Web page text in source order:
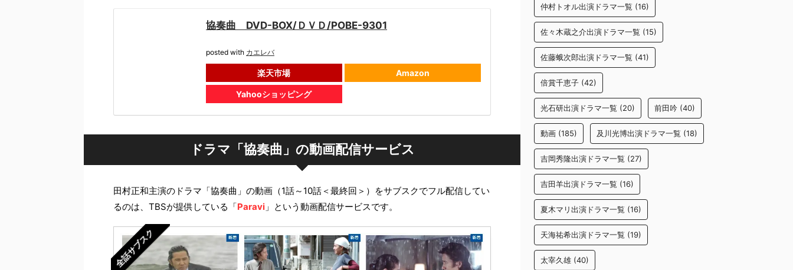
協奏曲 DVD-BOX/ＤＶＤ/POBE-9301
posted with カエレバ
楽天市場 Amazon
Yahooショッピング
ドラマ「協奏曲」の動画配信サービス
田村正和主演のドラマ「協奏曲」の動画（1話～10話＜最終回＞）をサブスクでフル配信してい
るのは、TBSが提供している「Paravi 」という動画配信サービスです。
全話サブスク
仲村トオル出演ドラマ一覧 (16)
佐々木蔵之介出演ドラマ一覧 (15)
佐藤蛾次郎出演ドラマ一覧 (41)
倍賞千恵子 (42)
光石研出演ドラマ一覧 (20) 前田吟 (40)
動画 (185) 及川光博出演ドラマ一覧 (18)
吉岡秀隆出演ドラマ一覧 (27)
吉田羊出演ドラマ一覧 (16)
夏木マリ出演ドラマ一覧 (16)
天海祐希出演ドラマ一覧 (19)
太宰久雄 (40)